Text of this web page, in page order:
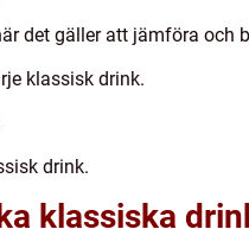
det gäller att jämföra och
klassisk drink.
drink.
klassiska